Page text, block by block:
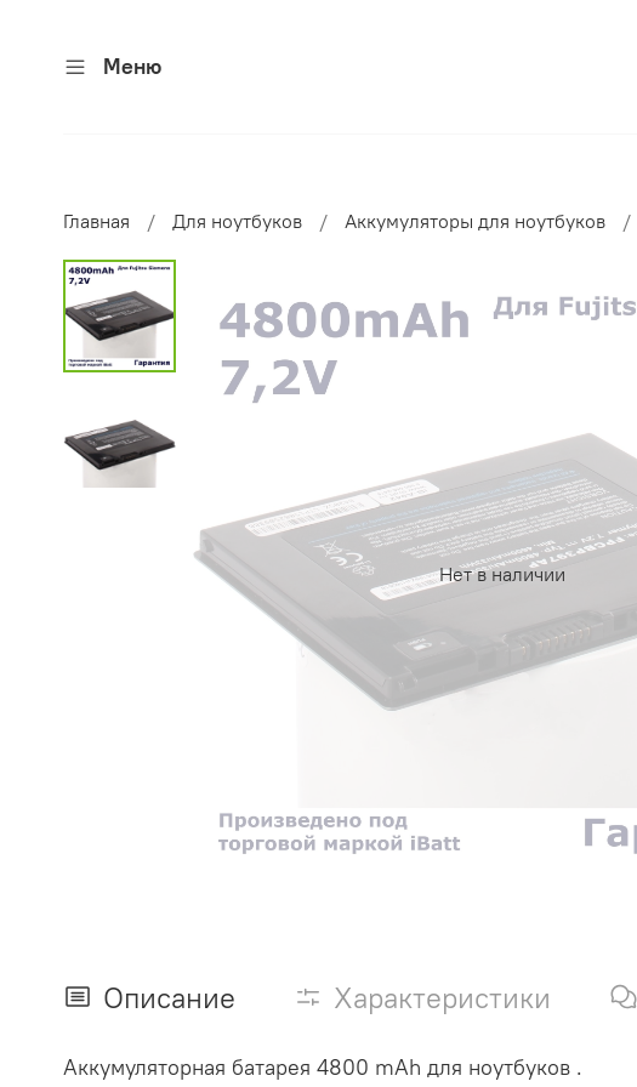
Меню
Главная Для ноутбуков Аккумуляторы для ноутбуков
Нет в наличии
Описание Характеристики
Аккумуляторная батарея 4800 mAh для ноутбуков .